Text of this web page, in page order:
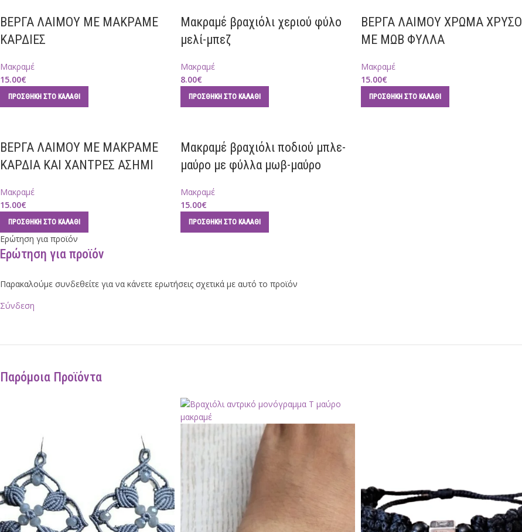
ΒΕΡΓΑ ΛΑΙΜΟΥ ΜΕ ΜΑΚΡΑΜΕ
ΚΑΡΔΙΕΣ
Μακραμέ
15.00€
ΠΡΟΣΘΉΚΗ ΣΤΟ ΚΑΛΆΘΙ
Μακραμέ βραχιόλι χεριού φύλο
μελί-μπεζ
Μακραμέ
8.00€
ΠΡΟΣΘΉΚΗ ΣΤΟ ΚΑΛΆΘΙ
ΒΕΡΓΑ ΛΑΙΜΟΥ ΧΡΩΜΑ ΧΡΥΣΟ
ΜΕ ΜΩΒ ΦΥΛΛΑ
Μακραμέ
15.00€
ΠΡΟΣΘΉΚΗ ΣΤΟ ΚΑΛΆΘΙ
ΒΕΡΓΑ ΛΑΙΜΟΥ ΜΕ ΜΑΚΡΑΜΕ
ΚΑΡΔΙΑ ΚΑΙ ΧΑΝΤΡΕΣ ΑΣΗΜΙ
Μακραμέ
15.00€
ΠΡΟΣΘΉΚΗ ΣΤΟ ΚΑΛΆΘΙ
Μακραμέ βραχιόλι ποδιού μπλε-
μαύρο με φύλλα μωβ-μαύρο
Μακραμέ
15.00€
ΠΡΟΣΘΉΚΗ ΣΤΟ ΚΑΛΆΘΙ
Ερώτηση για προϊόν
Ερώτηση για προϊόν
Παρακαλούμε συνδεθείτε για να κάνετε ερωτήσεις σχετικά με αυτό το προϊόν
Σύνδεση
Παρόμοια Προϊόντα